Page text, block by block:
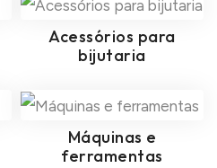
Acessórios para
bijutaria
Máquinas e
ferramentas